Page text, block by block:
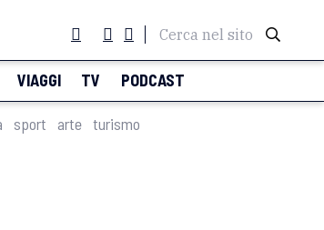
Cerca nel sito
VIAGGI TV PODCAST
sport arte turismo